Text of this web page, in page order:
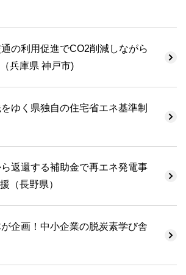
通の利用促進でCO2削減しながら
兵庫県 神戸市)
をゆく県独自の住宅省エネ基準制
ら返還する補助金で再エネ発電事
（長野県）
が企画！中小企業の脱炭素学び舎